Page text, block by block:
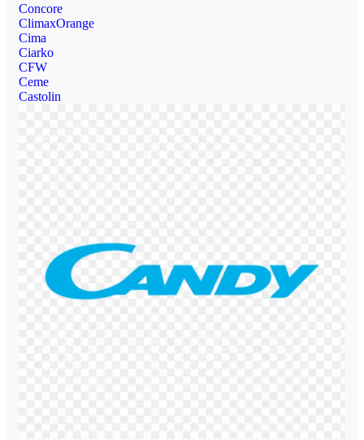
Concore
ClimaxOrange
Cima
Ciarko
CFW
Ceme
Castolin